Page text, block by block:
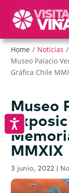
este
web
incluye
sistema
Accesibilidad
Home / Noticias /
Museo Palacio
Gráfica Chile
Museo
MMXIX
3 junio, 2022 |